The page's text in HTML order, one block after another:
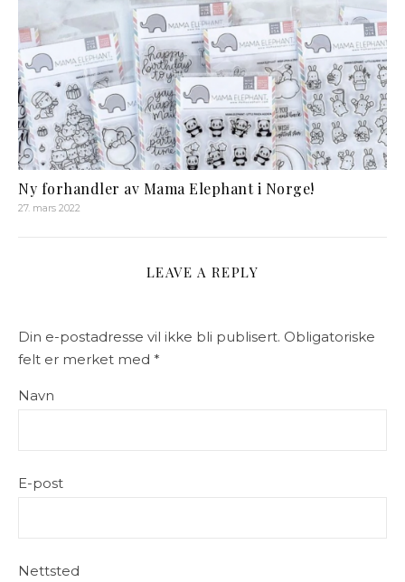
Ny forhandler av Mama Elephant i Norge!
27. mars 2022
LEAVE A REPLY
Din e-postadresse vil ikke bli publisert. Obligatoriske
felt er merket med *
Navn
E-post
Nettsted